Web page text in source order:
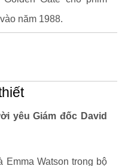
năm 1988.
yêu Giám đốc David
Emma Watson trong bộ